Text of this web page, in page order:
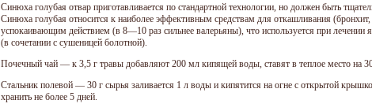
Синюха голубая отвар приготавливается по стандартной технологии, но должен быть
Синюха голубая относится к наиболее эффективным средствам для откашливания
успокаивающим действием (в 8—10 раз сильнее валерьяны), что используется при лечении
(в сочетании с сушеницей болотной).
Почечный чай — к 3,5 г травы добавляют 200 мл кипящей воды, ставят в теплое место на
Стальник полевой — 30 г сырья заливается 1 л воды и кипятится на огне с открытой
хранить не более 5 дней.